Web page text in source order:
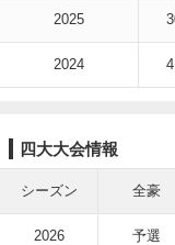
2025
2024
四大大会情報
シーズン 全豪
2026 予選